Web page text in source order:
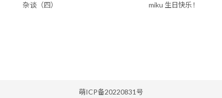
杂谈（四） miku 生日快乐！
萌ICP备20220831号